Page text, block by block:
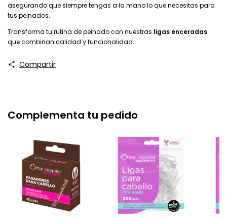
asegurando que siempre tengas a la mano lo que necesitas para
tus peinados.
Transforma tu rutina de peinado con nuestras ligas enceradas
que combinan calidad y funcionalidad.
Compartir
Complementa tu pedido